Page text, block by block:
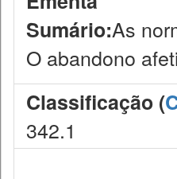
Sumário:As
O abandono
Classificação (
342.1